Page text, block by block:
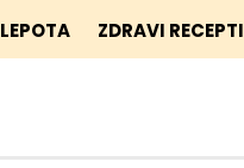
LEPOTA ZDRAVI RECEPTI